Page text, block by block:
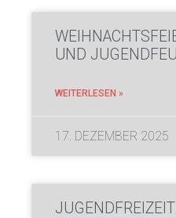
UND
WEITERLESEN »
17. DEZEMBER 2025